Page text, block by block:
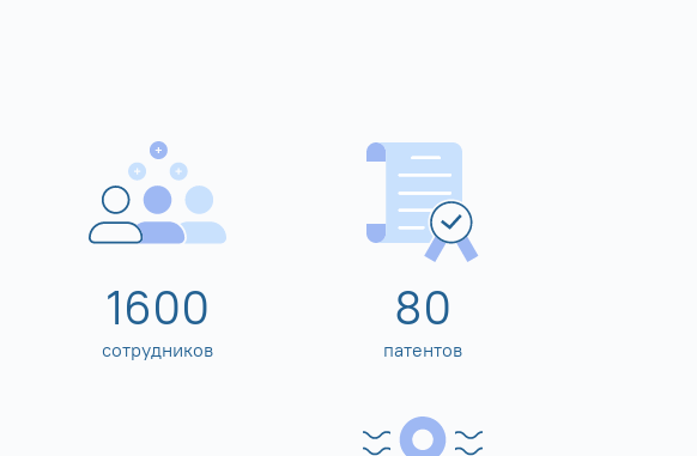
1600
сотрудников
80
патентов